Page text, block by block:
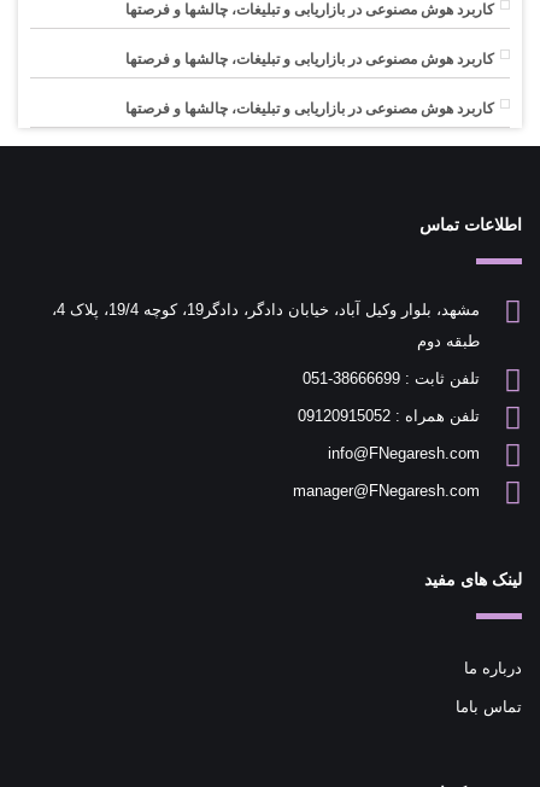
کاربرد هوش مصنوعی در بازاریابی و تبلیغات، چالشها و فرصتها
کاربرد هوش مصنوعی در بازاریابی و تبلیغات، چالشها و فرصتها
کاربرد هوش مصنوعی در بازاریابی و تبلیغات، چالشها و فرصتها
اطلاعات تماس
مشهد، بلوار وکیل آباد، خیابان دادگر، دادگر19، کوچه 19/4، پلاک 4،
طبقه دوم
تلفن ثابت : 38666699-051
تلفن همراه : 09120915052
info@FNegaresh.com
manager@FNegaresh.com
لینک های مفید
درباره ما
تماس باما